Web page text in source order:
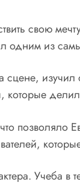
свою
из
изучил
которые
Учеба в